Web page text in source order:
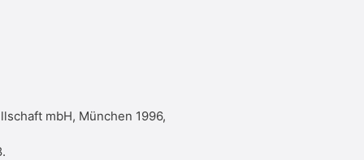
mbH, München 1996,